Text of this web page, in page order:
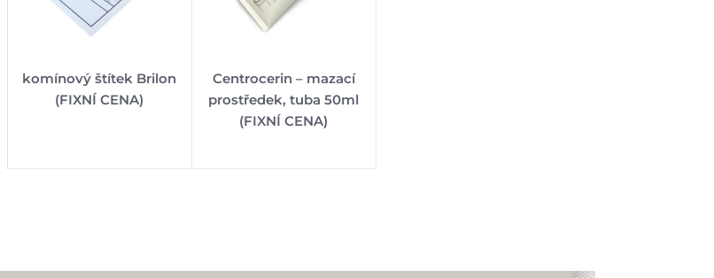
komínový štítek Brilon
(FIXNÍ CENA)
Centrocerin – mazací
prostředek, tuba 50ml
(FIXNÍ CENA)